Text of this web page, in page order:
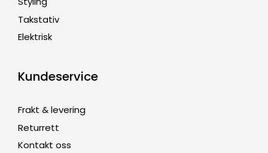
Takstativ
Elektrisk
Kundeservice
Frakt & levering
Returrett
Kontakt oss